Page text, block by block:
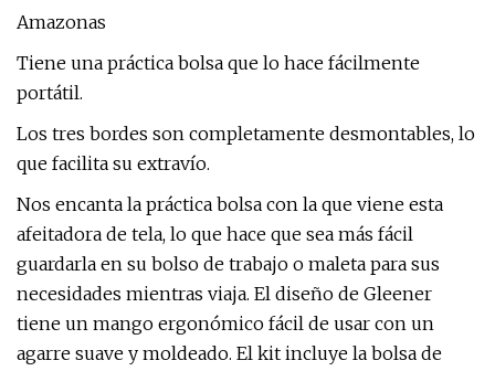
Amazonas
Tiene una práctica bolsa que lo hace fácilmente
portátil.
Los tres bordes son completamente desmontables, lo
que facilita su extravío.
Nos encanta la práctica bolsa con la que viene esta
afeitadora de tela, lo que hace que sea más fácil
guardarla en su bolso de trabajo o maleta para sus
necesidades mientras viaja. El diseño de Gleener
tiene un mango ergonómico fácil de usar con un
agarre suave y moldeado. El kit incluye la bolsa de